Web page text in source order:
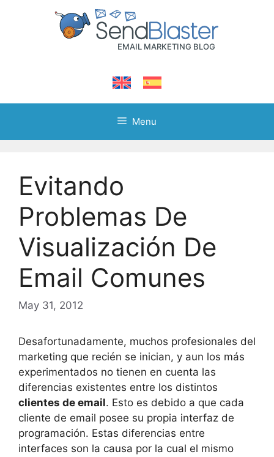
Menu
Evitando
Problemas De
Visualización De
Email Comunes
May 31, 2012
Desafortunadamente, muchos profesionales del
marketing que recién se inician, y aun los más
experimentados no tienen en cuenta las
diferencias existentes entre los distintos
clientes de email. Esto es debido a que cada
cliente de email posee su propia interfaz de
programación. Estas diferencias entre
interfaces son la causa por la cual el mismo